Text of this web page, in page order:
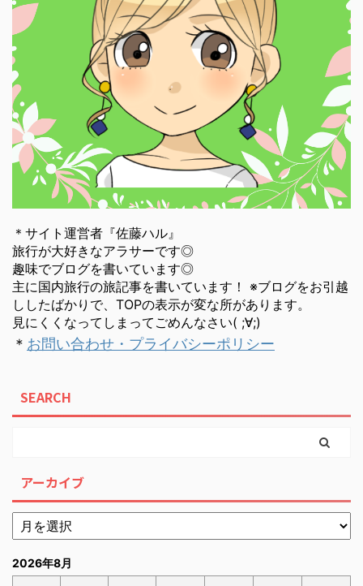
＊サイト運営者『佐藤ハル』
旅行が大好きなアラサーです◎
趣味でブログを書いています◎
主に国内旅行の旅記事を書いています！ ※ブログをお引越
ししたばかりで、TOPの表示が変な所があります。
見にくくなってしまってごめんなさい( ;∀;)
＊ お問い合わせ・プライバシーポリシー
SEARCH
アーカイブ
2026年8月